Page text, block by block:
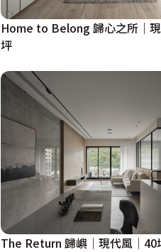
Home to Belong 歸心之所｜
坪
The Return 歸嶼│現代風│40